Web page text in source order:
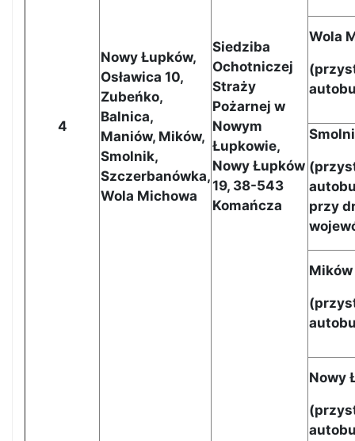
4
Nowy Łupków,
Osławica 10,
Zubeńko,
Balnica,
Maniów, Mików,
Smolnik,
Szczerbanówka,
Wola Michowa
Siedziba
Ochotniczej
Straży
Pożarnej w
Nowym
Łupkowie,
Nowy Łupków
19, 38-543
Komańcza
Wola
(
(
przy
Mików
(
Nowy
(